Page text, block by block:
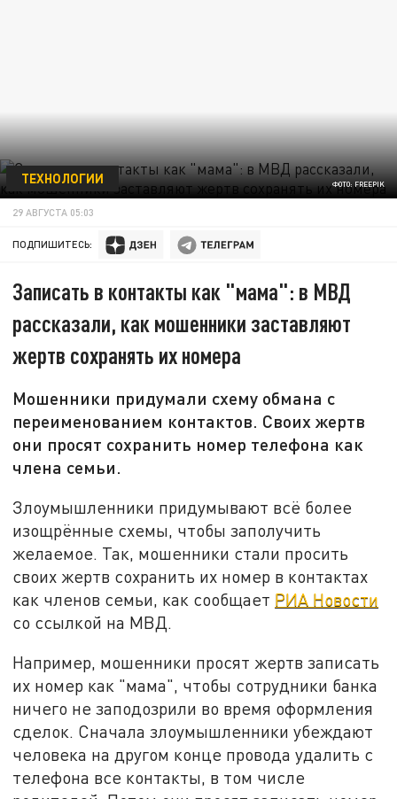
ФОТО: FREEPIK
ТЕХНОЛОГИИ
29 АВГУСТА 05:03
ПОДПИШИТЕСЬ:
Записать в контакты как "мама": в МВД
рассказали, как мошенники заставляют
жертв сохранять их номера
Мошенники придумали схему обмана с
переименованием контактов. Своих жертв
они просят сохранить номер телефона как
члена семьи.
Злоумышленники придумывают всё более
изощрённые схемы, чтобы заполучить
желаемое. Так, мошенники стали просить
своих жертв сохранить их номер в контактах
как членов семьи, как сообщает РИА Новости
со ссылкой на МВД.
Например, мошенники просят жертв записать
их номер как "мама", чтобы сотрудники банка
ничего не заподозрили во время оформления
сделок. Сначала злоумышленники убеждают
человека на другом конце провода удалить с
телефона все контакты, в том числе